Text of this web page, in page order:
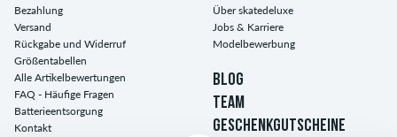
Bezahlung
Versand
Rückgabe und Widerruf
Größentabellen
Alle Artikelbewertungen
FAQ - Häufige Fragen
Batterieentsorgung
Kontakt
Über skatedeluxe
Jobs & Karriere
Modelbewerbung
BLOG
TEAM
GESCHENKGUTSCHEINE